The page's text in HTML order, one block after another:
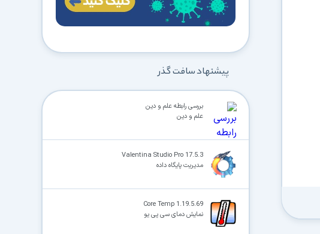
پیشنهاد سافت گذر
بررسی رابطه علم و دین
علم و دین
Valentina Studio Pro 17.5.3
مدیریت پایگاه داده
Core Temp 1.19.5.69
نمایش دمای سی پی یو